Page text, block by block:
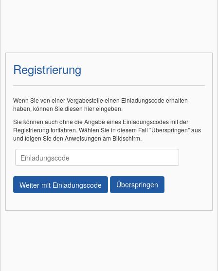
Registrierung
Wenn Sie von einer Vergabestelle einen Einladungscode erhalten
haben, können Sie diesen hier eingeben.
Sie können auch ohne die Angabe eines Einladungscodes mit der
Registrierung fortfahren. Wählen Sie in diesem Fall "Überspringen" aus
und folgen Sie den Anweisungen am Bildschirm.
Überspringen